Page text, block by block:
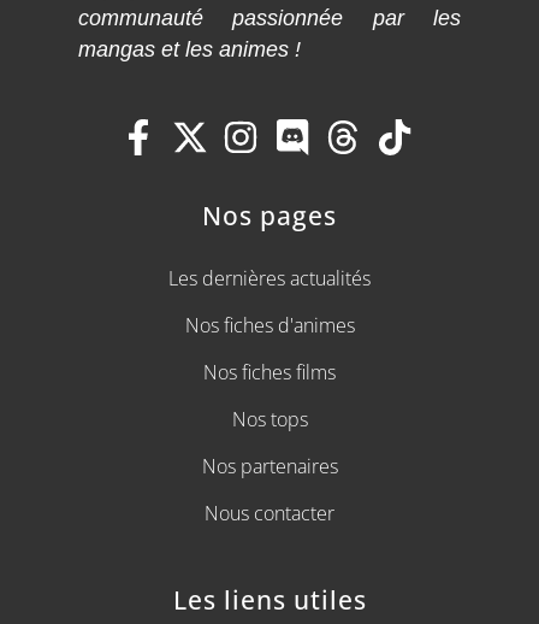
communauté passionnée par les
mangas et les animes !
Nos pages
Les dernières actualités
Nos fiches d'animes
Nos fiches films
Nos tops
Nos partenaires
Nous contacter
Les liens utiles